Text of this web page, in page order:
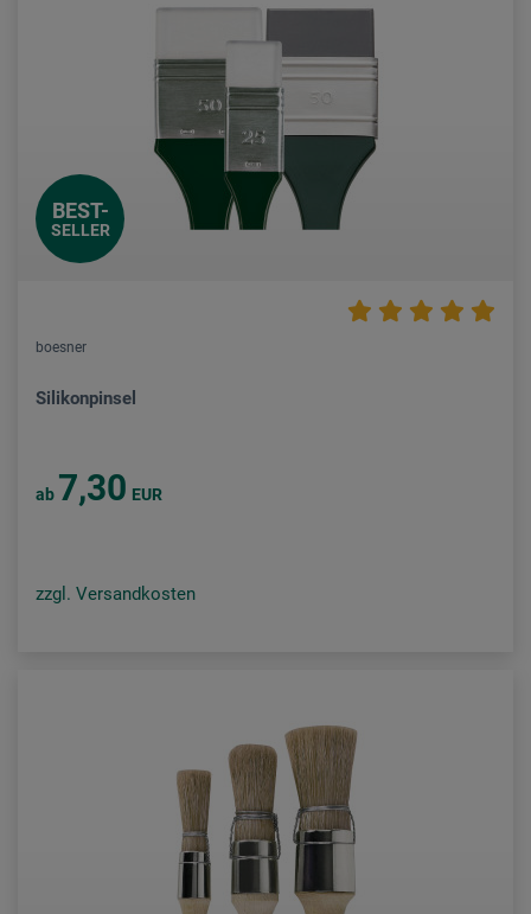
BEST-
SELLER
boesner
Silikonpinsel
ab 7,30 EUR
zzgl. Versandkosten